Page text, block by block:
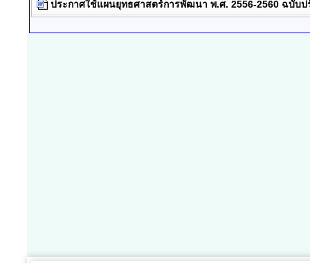
ประกาศใช้แผนยุทธศาสตร์การพัฒนา พ.ศ. 2556-2560 ฉบับป